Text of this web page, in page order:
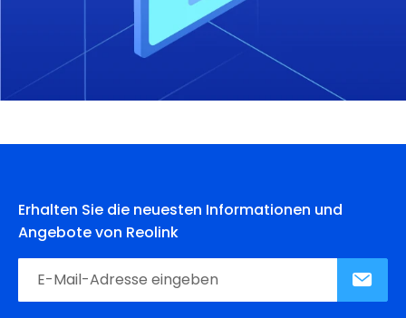
Erhalten Sie die neuesten Informationen und
Angebote von Reolink